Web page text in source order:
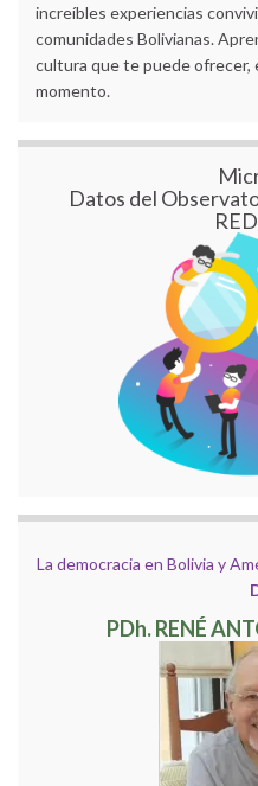
increíbles experiencias
comunidades Bolivianas.
cultura que te puede ofrecer,
momento.
Datos del
La democracia en Bolivia y
PDh. RENÉ